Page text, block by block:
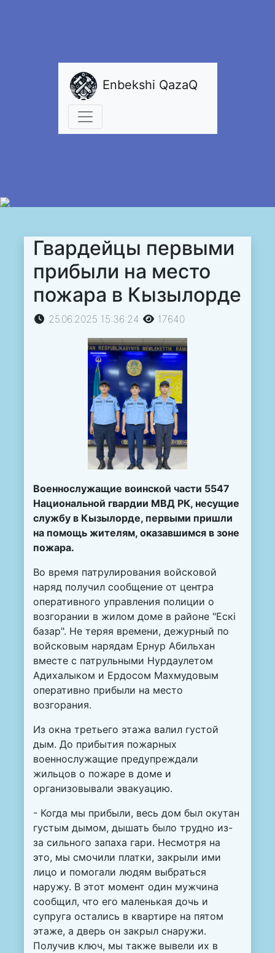
Enbekshi QazaQ
Гвардейцы первыми
прибыли на место
пожара в Кызылорде
25.06.2025 15:36:24 17640
Военнослужащие воинской части 5547
Национальной гвардии МВД РК, несущие
службу в Кызылорде, первыми пришли
на помощь жителям, оказавшимся в зоне
пожара.
Во время патрулирования войсковой
наряд получил сообщение от центра
оперативного управления полиции о
возгорании в жилом доме в районе "Ескі
базар". Не теряя времени, дежурный по
войсковым нарядам Ернур Абильхан
вместе с патрульными Нурдаулетом
Адихалыком и Ердосом Махмудовым
оперативно прибыли на место
возгорания.
Из окна третьего этажа валил густой
дым. До прибытия пожарных
военнослужащие предупреждали
жильцов о пожаре в доме и
организовывали эвакуацию.
- Когда мы прибыли, весь дом был окутан
густым дымом, дышать было трудно из-
за сильного запаха гари. Несмотря на
это, мы смочили платки, закрыли ими
лицо и помогали людям выбраться
наружу. В этот момент один мужчина
сообщил, что его маленькая дочь и
супруга остались в квартире на пятом
этаже, а дверь он закрыл снаружи.
Получив ключ, мы также вывели их в